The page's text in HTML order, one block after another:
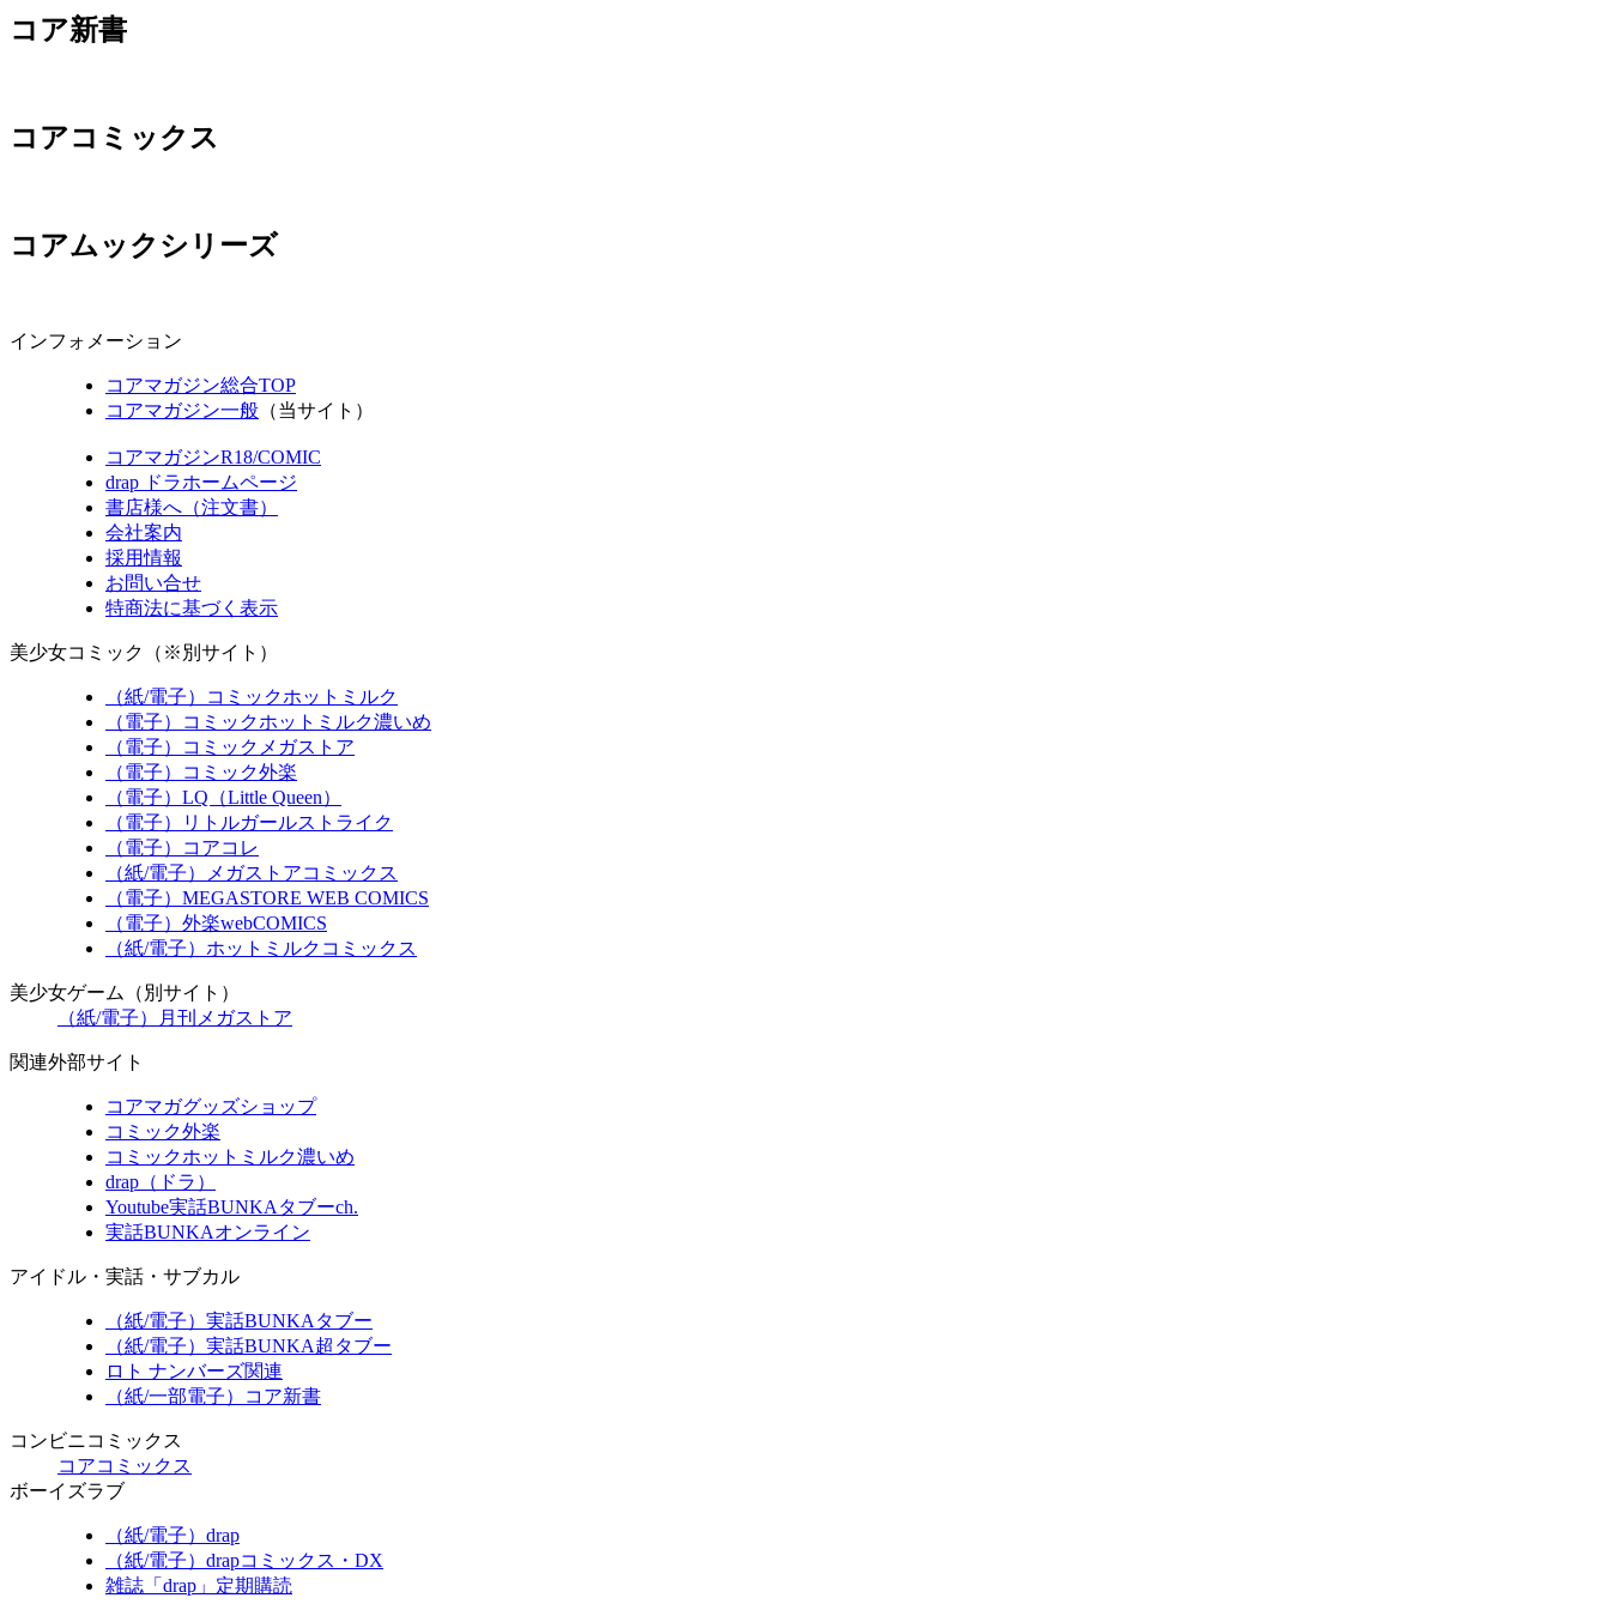
コア新書
コアコミックス
コアムックシリーズ
インフォメーション
コアマガジン総合TOP
コアマガジン一般 （当サイト）
コアマガジンR18/COMIC
drap ドラホームページ
書店様へ（注文書）
会社案内
採用情報
お問い合せ
特商法に基づく表示
美少女コミック（※別サイト）
（紙/電子）コミックホットミルク
（電子）コミックホットミルク濃いめ
（電子）コミックメガストア
（電子）コミック外楽
（電子）LQ（Little Queen）
（電子）リトルガールストライク
（電子）コアコレ
（紙/電子）メガストアコミックス
（電子）MEGASTORE WEB COMICS
（電子）外楽webCOMICS
（紙/電子）ホットミルクコミックス
美少女ゲーム（別サイト）
（紙/電子）月刊メガストア
関連外部サイト
コアマガグッズショップ
コミック外楽
コミックホットミルク濃いめ
drap（ドラ）
Youtube実話BUNKAタブーch.
実話BUNKAオンライン
アイドル・実話・サブカル
（紙/電子）実話BUNKAタブー
（紙/電子）実話BUNKA超タブー
ロト ナンバーズ関連
（紙/一部電子）コア新書
コンビニコミックス
コアコミックス
ボーイズラブ
（紙/電子）drap
（紙/電子）drapコミックス・DX
雑誌「drap」定期購読